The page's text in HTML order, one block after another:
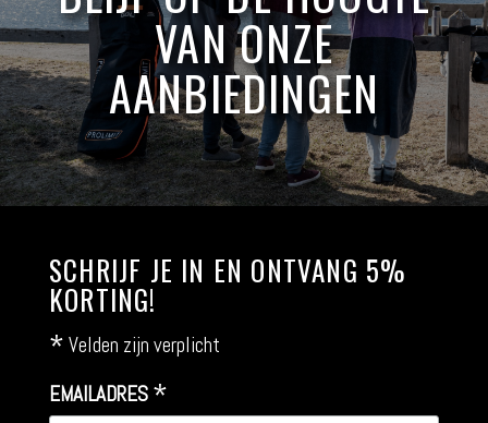
VAN ONZE
AANBIEDINGEN
SCHRIJF JE IN EN ONTVANG 5%
KORTING!
* Velden zijn verplicht
EMAILADRES *